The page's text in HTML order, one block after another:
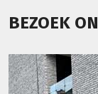
BEZOEK